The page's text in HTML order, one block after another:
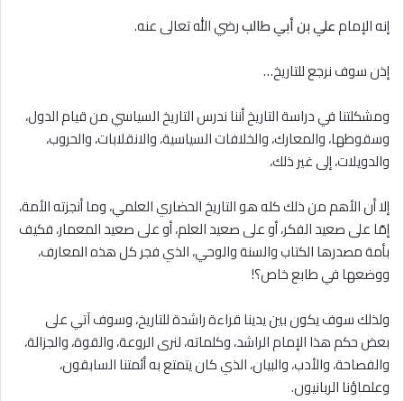
إنه الإمامعلي بن أبي طالبرضي الله تعالى عنه.
إذن سوف نرجع للتاريخ…
ومشكلتنا في دراسة التاريخ أننا ندرس التاريخ السياسي من قيام الدول،
وسقوطها، والمعارك، والخلافات السياسية، والانقلابات، والحروب،
والدويلات، إلى غير ذلك،
إلا أن الأهم من ذلك كله هو التاريخ الحضاري العلمي، وما أنجزته الأمة،
إمّا على صعيد الفكر، أو على صعيد العلم، أو على صعيد المعمار، فكيف
بأمة مصدرها الكتاب والسنة والوحي، الذي فجر كل هذه المعارف،
ووضعها في طابع خاص؟!
ولذلك سوف يكون بين يدينا قراءة راشدة للتاريخ، وسوف آتي على
بعض حكم هذا الإمام الراشد، وكلماته، لنرى الروعة، والقوة، والجزالة،
والفصاحة، والأدب، والبيان، الذي كان يتمتع به أئمتنا السابقون،
وعلماؤنا الربانيون.